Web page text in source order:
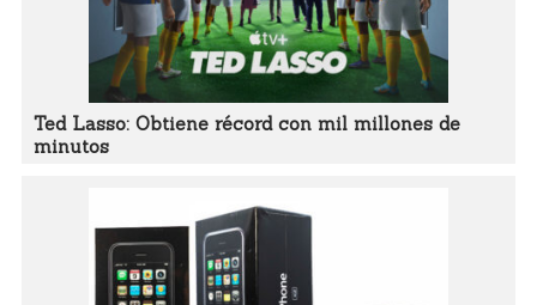
Ted Lasso: Obtiene récord con mil millones de
minutos